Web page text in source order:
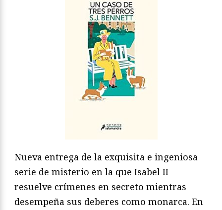
Nueva entrega de la exquisita e ingeniosa
serie de misterio en la que Isabel II
resuelve crímenes en secreto mientras
desempeña sus deberes como monarca. En